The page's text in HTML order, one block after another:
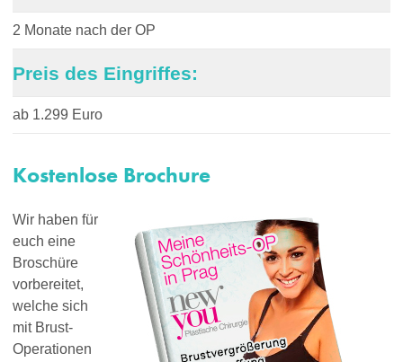
2 Monate nach der OP
Preis des Eingriffes:
ab 1.299 Euro
Kostenlose Brochure
Wir haben für
euch eine
Broschüre
vorbereitet,
welche sich
mit Brust-
Operationen